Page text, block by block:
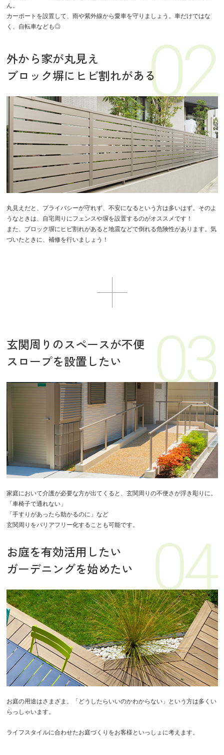
ん。
カーポートを設置して、雨や紫外線から愛車を守りましょう。車だけではな
く、自転車なども◎
外から家が丸見え
ブロック塀にヒビ割れがある
丸見えだと、プライバシーが守れず、不安になるという方は多いはず。そのよ
うなときは、自宅周りにフェンスや塀を設置するのがオススメです！
また、ブロック塀にヒビ割れがあると地震などで倒れる危険性があります。気
づいたときに、補修を行いましょう！
玄関周りのスペースが不便
スロープを設置したい
家庭において介護が必要な方が出てくると、玄関周りの不便さが浮き彫りに。
「車椅子で通れない」
「手すりがあったら助かるのに」など
玄関周りをバリアフリー化することも可能です。
お庭を有効活用したい
ガーデニングを始めたい
お庭の用途はさまざま。「どうしたらいいのかわからない」という方は多くい
らっしゃいます。
ライフスタイルに合わせたお庭づくりをお客様といっしょに考えます。